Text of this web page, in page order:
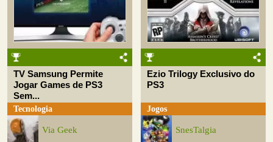
TV Samsung Permite
Jogar Games de PS3
Sem...
Tecnologia
Via Geek
Ezio Trilogy Exclusivo do
PS3
Jogos
SnesTalgia